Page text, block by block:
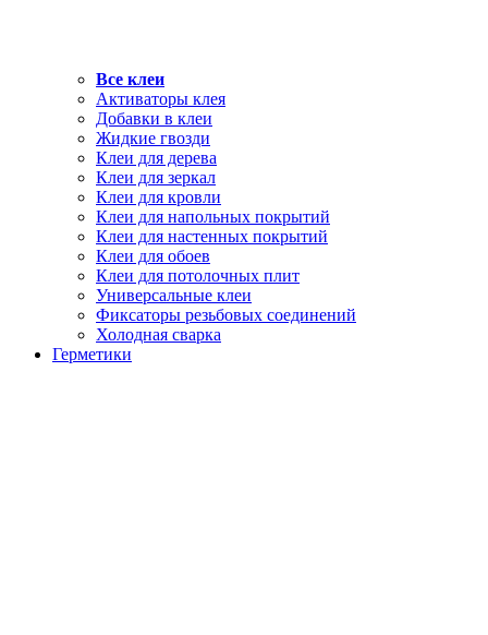
Все клеи
Активаторы клея
Добавки в клеи
Жидкие гвозди
Клеи для дерева
Клеи для зеркал
Клеи для кровли
Клеи для напольных покрытий
Клеи для настенных покрытий
Клеи для обоев
Клеи для потолочных плит
Универсальные клеи
Фиксаторы резьбовых соединений
Холодная сварка
Герметики